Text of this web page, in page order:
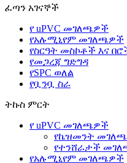
ፈጣን አገናኞች
የ uPVC መገለጫዎች
የአሉሚኒየም መገለጫዎች
የስርዓት መስኮቶች እና
የመጋረጃ ግድግዳ
የSPC ወለል
የቧንቧ ስራ
ትኩስ ምርት
የ uPVC መገለጫዎች
የኬዝመንት
የተንሸራታች
የአሉሚኒየም መገለጫዎች